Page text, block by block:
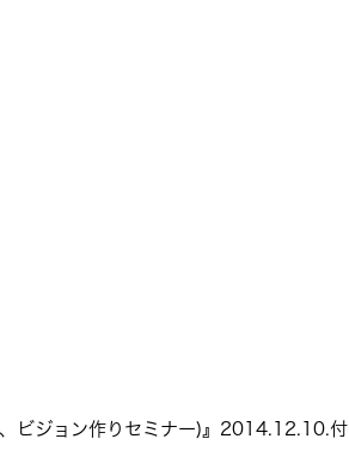
ビジョン作りセミナー)』2014.12.10.付